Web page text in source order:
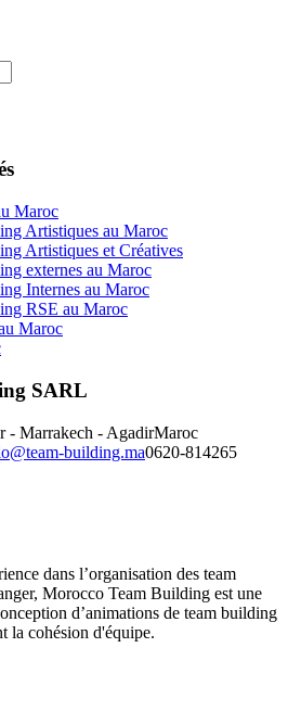
Maroc
Artistiques au Maroc
Artistiques et Créatives
externes au Maroc
Internes au Maroc
RSE au Maroc
Maroc
SARL
- Marrakech - AgadirMaroc
building.ma0620-814265
dans l’organisation des team
Morocco Team Building est une
d’animations de team building
la cohésion d'équipe.